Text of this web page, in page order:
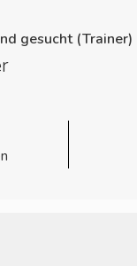
gesucht (Trainer)